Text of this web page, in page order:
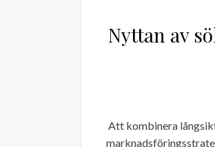
Nyttan av
Att kombinera